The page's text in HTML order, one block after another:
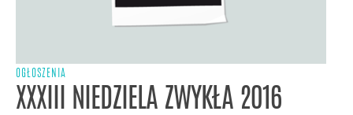
OGŁOSZENIA
XXXIII NIEDZIELA ZWYKŁA 2016